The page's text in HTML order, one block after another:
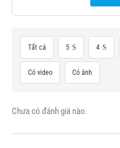
Tất cả 5 4
Có video Có ảnh
Chưa có đánh giá nào.